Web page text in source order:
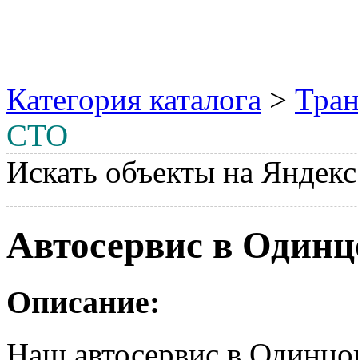
Категория каталога >
СТО
Искать объекты на
Автосервис в
Описание: